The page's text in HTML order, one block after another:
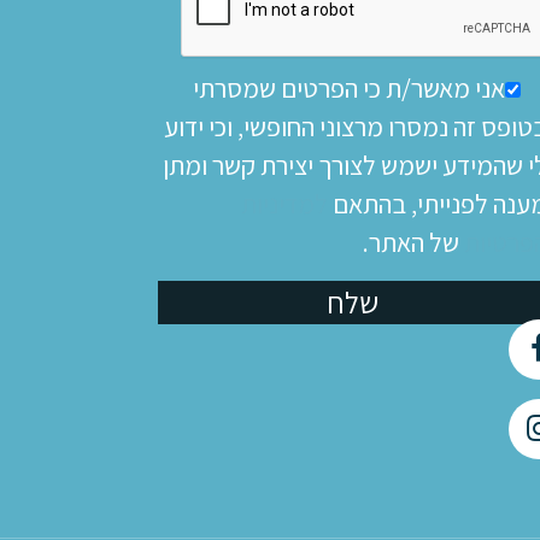
אני מאשר/ת כי הפרטים שמסרתי
זה נמסרו מרצוני החופשי, וכי ידוע
שהמידע ישמש לצורך יצירת קשר ומתן
לפנייתי, בהתאם
של האתר.